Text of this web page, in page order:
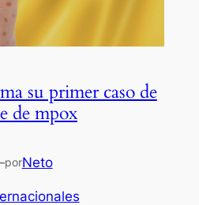
su primer caso de
de mpox
porNeto